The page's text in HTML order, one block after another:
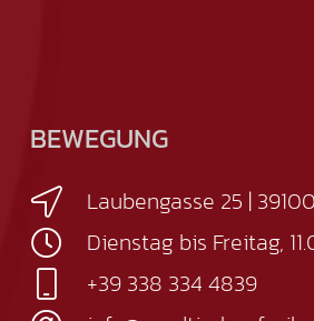
BEWEGUNG
Laubengasse 25 |
Dienstag bis Freitag,
+39 338 334 4839